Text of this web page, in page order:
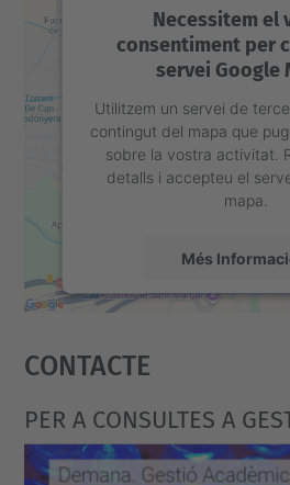
Necessitem el
consentiment per
servei Google
Utilitzem un servei de
contingut del mapa que
sobre la vostra activitat.
detalls i accepteu el
mapa.
Més
powered by
Contacte
PER A CONSULTES A